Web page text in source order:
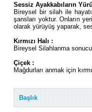
Sessiz Ayakkabıların
Bireysel bir silah ile
şansları yoktur. Onların
olarak yürüyüş yaparak,
Kırmızı Halı :
Bireysel Silahlanma
Çiçek :
Mağdurları anmak için
Başlık